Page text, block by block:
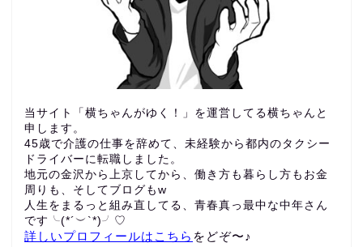
当サイト「横ちゃんがゆく！」を運営してる横ちゃんと
申します。
45歳で介護の仕事を辞めて、未経験から都内のタクシー
ドライバーに転職しました。
地元の金沢から上京してから、働き方も暮らし方もお金
周りも、 そしてブログもw
人生をまるっと組み直してる、青春真っ最中な中年さん
です╰(*´︶`*)╯♡
詳しいプロフィールはこちら をどぞ〜♪